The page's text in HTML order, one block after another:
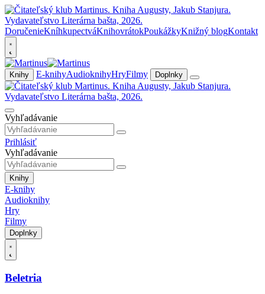
DoručenieKníhkupectváKnihovrátokPoukážkyKnižný blogKontakt
Knihy E-knihyAudioknihyHryFilmy Doplnky
Vyhľadávanie
Prihlásiť
Vyhľadávanie
Knihy
E-knihy
Audioknihy
Hry
Filmy
Doplnky
Beletria